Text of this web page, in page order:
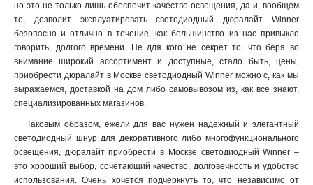
но это не только лишь обеспечит качество освещения, да и, вообщем
то, дозволит эксплуатировать светодиодный дюралайт Winner
безопасно и отлично в течение, как большинство из нас привыкло
говорить, долгого времени. Не для кого не секрет то, что беря во
внимание широкий ассортимент и доступные, стало быть, цены,
приобрести дюралайт в Москве светодиодный Winner можно с, как мы
выражаемся, доставкой на дом либо самовывозом из, как все знают,
специализированных магазинов.
Таковым образом, ежели для вас нужен надежный и элегантный
светодиодный шнур для декоративного либо многофункционального
освещения, дюралайт приобрести в Москве светодиодный Winner –
это хороший выбор, сочетающий качество, долговечность и удобство
использования. Очень хочется подчеркнуть то, что независимо от